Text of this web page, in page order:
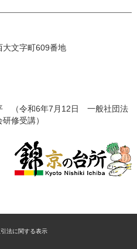
大文字町609番地
（令和6年7月12日 一般社団法
修受講）
法に関する表示